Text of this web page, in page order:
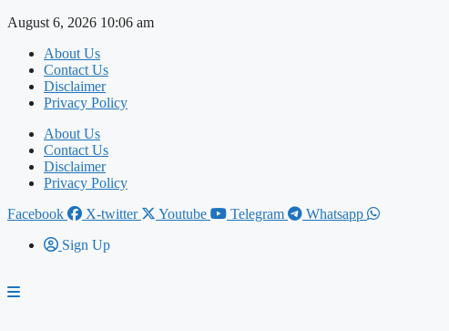
Skip
content
August 6, 2026 10:06 am
About Us
Contact Us
Disclaimer
Privacy Policy
About Us
Contact Us
Disclaimer
Privacy Policy
Facebook
X-twitter Youtube Telegram
Whatsapp
Sign Up